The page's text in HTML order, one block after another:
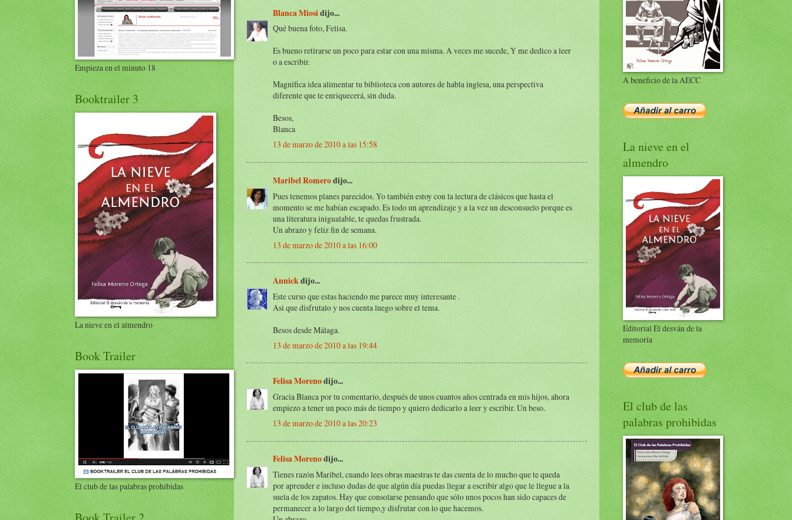
Blanca Miosidijo...
Qué buena foto, Felisa.
Es bueno retirarse un poco para estar con una misma. A veces me sucede, Y me dedico a leer
o a escribir.
Magnífica idea alimentar tu biblioteca con autores de habla inglesa, una perspectiva
diferente que te enriquecerá, sin duda.
Besos,
Blanca
13 de marzo de 2010 a las 15:58
Maribel Romerodijo...
Pues tenemos planes parecidos. Yo también estoy con la lectura de clásicos que hasta el
momento se me habían escapado. Es todo un aprendizaje y a la vez un desconsuelo porque es
una literatura inigualable, te quedas frustrada.
Un abrazo y feliz fin de semana.
13 de marzo de 2010 a las 16:00
Annickdijo...
Este curso que estas haciendo me parece muy interesante .
Asi que disfrutalo y nos cuenta luego sobre el tema.
Besos desde Málaga.
13 de marzo de 2010 a las 19:44
Felisa Morenodijo...
Gracia Blanca por tu comentario, después de unos cuantos años centrada en mis hijos, ahora
empiezo a tener un poco más de tiempo y quiero dedicarlo a leer y escribir. Un beso.
13 de marzo de 2010 a las 20:23
Felisa Morenodijo...
Tienes razón Maribel, cuando lees obras maestras te das cuenta de lo mucho que te queda
por aprender e incluso dudas de que algún día puedas llegar a escribir algo que le llegue a la
suela de los zapatos. Hay que consolarse pensando que sólo unos pocos han sido capaces de
permanecer a lo largo del tiempo,y disfrutar con lo que hacemos.
Empieza en el minuto 18
Booktrailer 3
La nieve en el almendro
Book Trailer
El club de las palabras prohibidas
A beneficio de la AECC
La nieve en el
almendro
Editorial El desván de la
memoria
El club de las
palabras prohibidas